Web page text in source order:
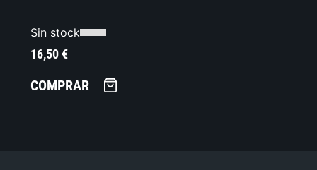
Sin stock
16,50€
COMPRAR